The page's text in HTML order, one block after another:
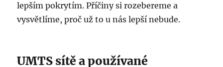
lepším pokrytím. Příčiny si rozebereme a
vysvětlíme, proč už to u nás lepší nebude.
UMTS sítě a používané